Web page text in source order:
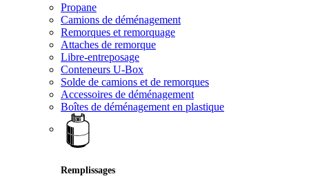
Propane
Camions de déménagement
Remorques et remorquage
Attaches de remorque
Libre-entreposage
Conteneurs U-Box
Solde de camions et de remorques
Accessoires de déménagement
Boîtes de déménagement en plastique
Remplissages